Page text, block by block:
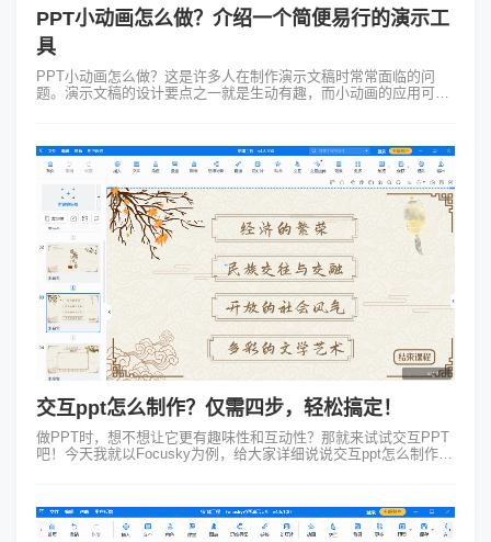
PPT小动画怎么做？介绍一个简便易行的演示工
具
PPT小动画怎么做？这是许多人在制作演示文稿时常常面临的问
题。演示文稿的设计要点之一就是生动有趣，而小动画的应用可以
交互ppt怎么制作？仅需四步，轻松搞定！
做PPT时，想不想让它更有趣味性和互动性？那就来试试交互PPT
吧！今天我就以Focusky为例，给大家详细说说交互ppt怎么制作。